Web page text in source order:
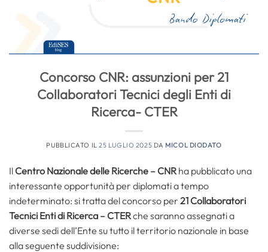
Concorso CNR: assunzioni per 21
Collaboratori Tecnici degli Enti di
Ricerca- CTER
PUBBLICATO IL25 LUGLIO 2025 DA MICOL DIODATO
Il Centro Nazionale delle Ricerche – CNR ha pubblicato una
interessante opportunità per diplomati a tempo
indeterminato: si tratta del concorso per 21 Collaboratori
Tecnici Enti di Ricerca – CTERche saranno assegnati a
diverse sedi dell’Ente su tutto il territorio nazionale in base
alla seguente suddivisione: